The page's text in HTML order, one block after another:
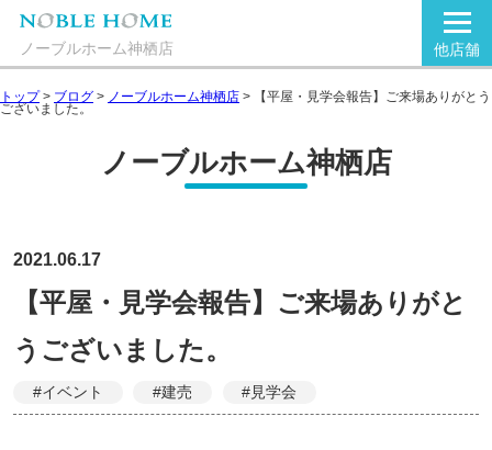
ノーブルホーム神栖店 他店舗
トップ> ブログ > ノーブルホーム神栖店 > 【平屋・見学会報告】ご来場ありがとう
ございました。
ノーブルホーム神栖店
2021.06.17
【平屋・見学会報告】ご来場ありがと
うございました。
#イベント #建売 #見学会